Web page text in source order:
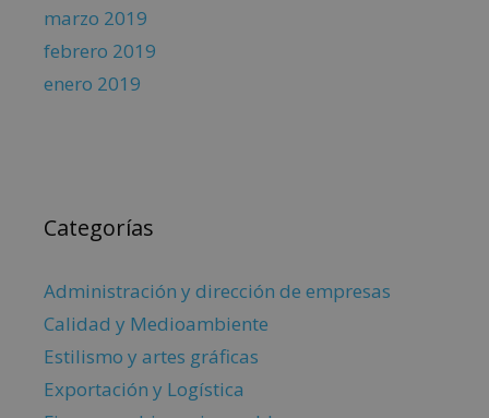
marzo 2019
febrero 2019
enero 2019
Categorías
Administración y dirección de empresas
Calidad y Medioambiente
Estilismo y artes gráficas
Exportación y Logística